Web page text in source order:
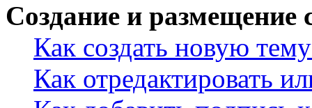
Создание и размещение
Как создать новую
Как отредактировать